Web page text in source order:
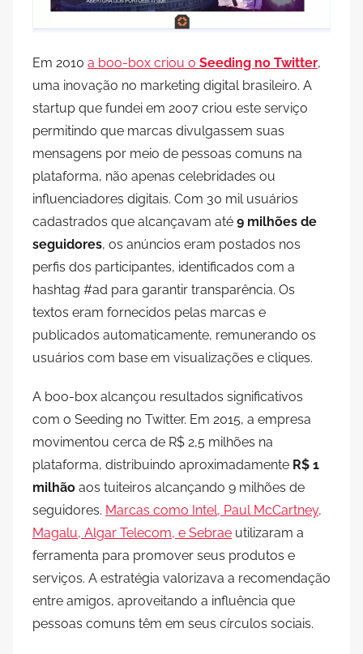
Em 2010 a boo-box criou o Seeding no Twitter,
uma inovação no marketing digital brasileiro. A
startup que fundei em 2007 criou este serviço
permitindo que marcas divulgassem suas
mensagens por meio de pessoas comuns na
plataforma, não apenas celebridades ou
influenciadores digitais. Com 30 mil usuários
cadastrados que alcançavam até 9 milhões de
seguidores, os anúncios eram postados nos
perfis dos participantes, identificados com a
hashtag #ad para garantir transparência. Os
textos eram fornecidos pelas marcas e
publicados automaticamente, remunerando os
usuários com base em visualizações e cliques.
A boo-box alcançou resultados significativos
com o Seeding no Twitter. Em 2015, a empresa
movimentou cerca de R$ 2,5 milhões na
plataforma, distribuindo aproximadamente R$ 1
milhão aos tuiteiros alcançando 9 milhões de
seguidores. Marcas como Intel, Paul McCartney,
Magalu, Algar Telecom, e Sebrae utilizaram a
ferramenta para promover seus produtos e
serviços. A estratégia valorizava a recomendação
entre amigos, aproveitando a influência que
pessoas comuns têm em seus círculos sociais.